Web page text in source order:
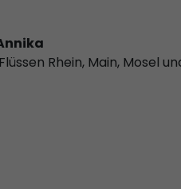
Rhein, Main, Mosel